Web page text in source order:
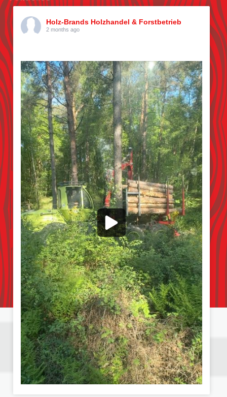
Holz-Brands Holzhandel & Forstbetrieb
2 months ago